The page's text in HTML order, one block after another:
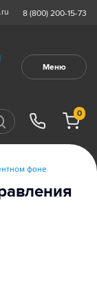
8 (800) 200-15-73
Меню
0
фоне